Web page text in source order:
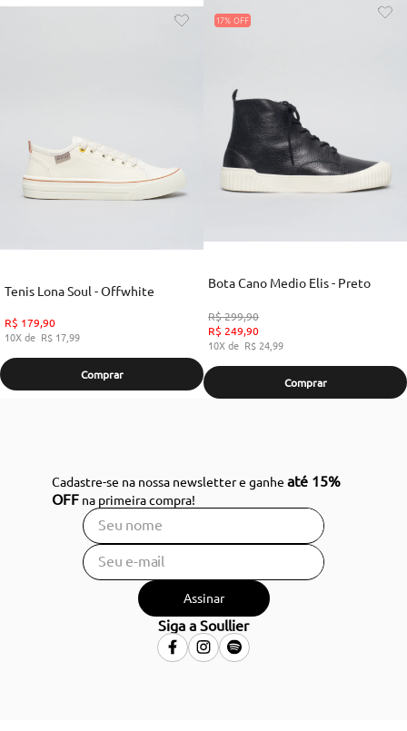
Tenis Lona Soul - Offwhite
R$ 179,90
10
R$ 17,99
Comprar
17%
Bota Cano Medio Elis - Preto
R$299,90
R$ 249,90
10
R$ 24,99
Comprar
Cadastre-se na nossa newsletter e ganheaté 15%
OFF na primeira compra!
Assinar
Siga a Soullier